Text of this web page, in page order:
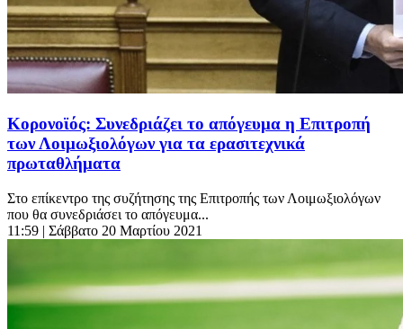
Κορονοϊός: Συνεδριάζει το απόγευμα η Επιτροπή
των Λοιμωξιολόγων για τα ερασιτεχνικά
πρωταθλήματα
Στο επίκεντρο της συζήτησης της Επιτροπής των Λοιμωξιολόγων
που θα συνεδριάσει το απόγευμα...
11:59 | Σάββατο 20 Μαρτίου 2021